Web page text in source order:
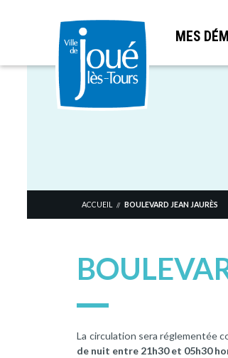
Aller
MES
ACCUEIL // BOULEVARD JEAN JAURÈS
La circulation sera réglementée
de nuit entre 21h30 et 05h30